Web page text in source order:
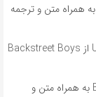
آهنگ انگلیسی Weird World از Backstreet Boys به همراه متن و ترجمه
آهنگ انگلیسی Unsuspecting Sunday Afternoon از Backstreet Boys
آهنگ انگلیسی Unmistakable از Backstreet Boys به همراه متن و